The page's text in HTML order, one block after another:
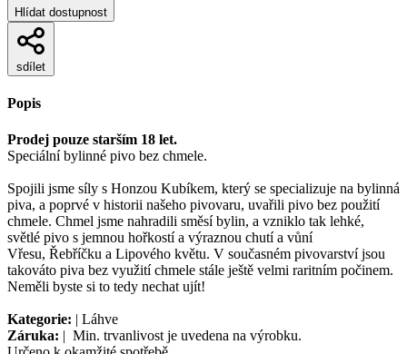
Hlídat dostupnost
sdílet
Popis
Prodej pouze starším 18 let.
Speciální bylinné pivo bez chmele.
Spojili jsme síly s Honzou Kubíkem, který se specializuje na bylinná
piva, a poprvé v historii našeho pivovaru, uvařili pivo bez použití
chmele. Chmel jsme nahradili směsí bylin, a vzniklo tak lehké,
světlé pivo s jemnou hořkostí a výraznou chutí a vůní
Vřesu, Řebříčku a Lipového květu. V současném pivovarství jsou
takováto piva bez využití chmele stále ještě velmi raritním počinem.
Neměli byste si to tedy nechat ujít!
Kategorie: | Láhve
Záruka: | Min. trvanlivost je uvedena na výrobku.